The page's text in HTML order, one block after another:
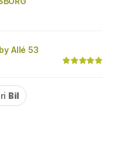
Allé 53
Bil